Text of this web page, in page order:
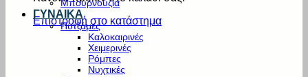
Επιστροφή στο κατάστημα
Μπουρνούζια
ΓΥΝΑΙΚΑ
Πυτζάμες
Καλοκαιρινές
Χειμερινές
Ρόμπες
Νυχτικές